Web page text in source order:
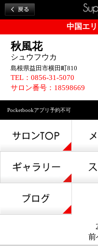
中国エ
秋風花
シュウフウカ
島根県益田市横田町810
TEL：0856-31-5070
サロン番号：18598669
Pocketbookアプリ予約不可
前